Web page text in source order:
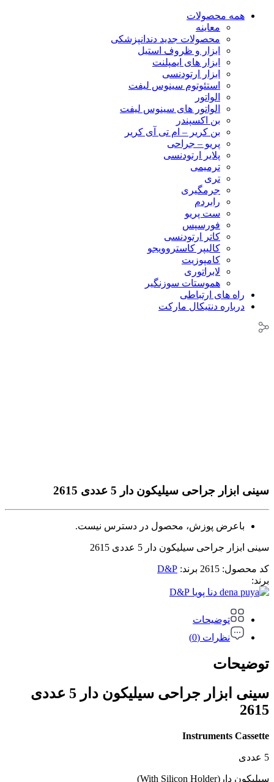
همه محصولات
معاینه
محصولات جدید دندانپزشکی
ابزار و ظروف استیل
ابزار های ایمپلنت
ابزار ارتودنسی
استئوتوم سینوس لیفت
الواتور
الواتور های سینوس لیفت
بن اکسپندر
بن کریر – ام تی آی کریر
پریو – جراحی
پلایر ارتودنسی
ترمیمی
تری
جرمگیری
رابردم
ست پریو
فورسپس
کاتر ارتودنسی
کالیپر کاستروویجو
کامپوزیت
لابراتوری
هموستات سوزنگیر
راه های ارتباطی
درباره دنتیکال مارکت
سینی ابزار جراحی سیلیکون دار 5 عددی 2615
باعرض پوزش، محصول در دسترس نیست.
سینی ابزار جراحی سیلیکون دار 5 عددی 2615
کد محصول: 2615 برند: D&P
برند:
D&P
توضیحات
نظرات (0)
توضیحات
سینی ابزار جراحی سیلیکون دار 5 عددی
2615
Instruments Cassette
5 عددی
سیلیکون دار(With Silicon Holder)